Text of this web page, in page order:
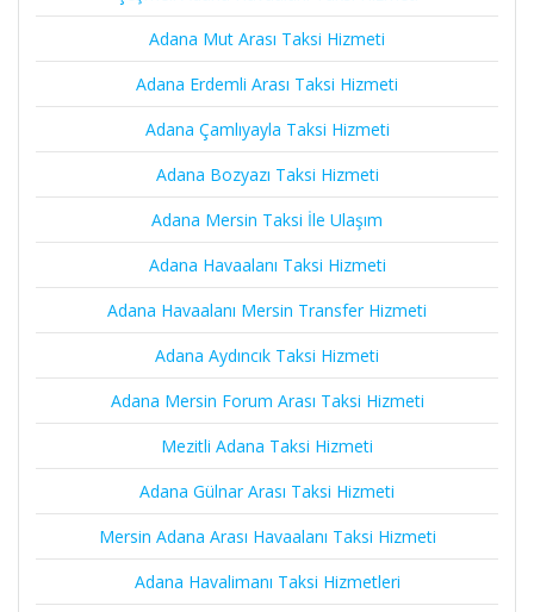
Adana Mut Arası Taksi Hizmeti
Adana Erdemli Arası Taksi Hizmeti
Adana Çamlıyayla Taksi Hizmeti
Adana Bozyazı Taksi Hizmeti
Adana Mersin Taksi İle Ulaşım
Adana Havaalanı Taksi Hizmeti
Adana Havaalanı Mersin Transfer Hizmeti
Adana Aydıncık Taksi Hizmeti
Adana Mersin Forum Arası Taksi Hizmeti
Mezitli Adana Taksi Hizmeti
Adana Gülnar Arası Taksi Hizmeti
Mersin Adana Arası Havaalanı Taksi Hizmeti
Adana Havalimanı Taksi Hizmetleri